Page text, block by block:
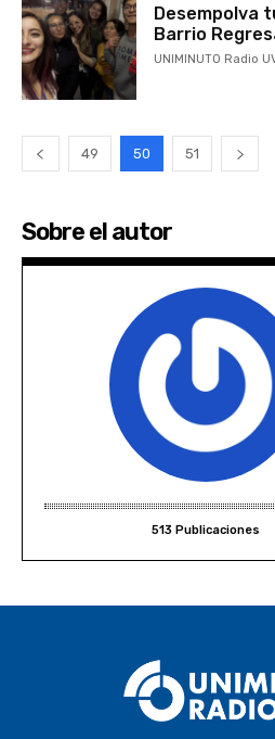
Desempolva
Barrio
UNIMINUTO Radio
49 50 51
Sobre el autor
513 Publicaciones